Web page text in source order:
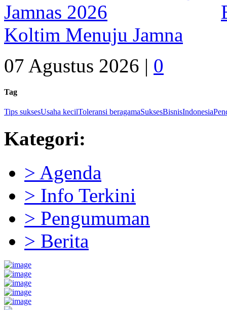
Koltim Menuju Jamna
07 Agustus 2026 | 0
Tag
Tips suksesUsaha kecilToleransi beragamaSuksesBisnisIndonesia
Kategori:
> Agenda
> Info Terkini
> Pengumuman
> Berita